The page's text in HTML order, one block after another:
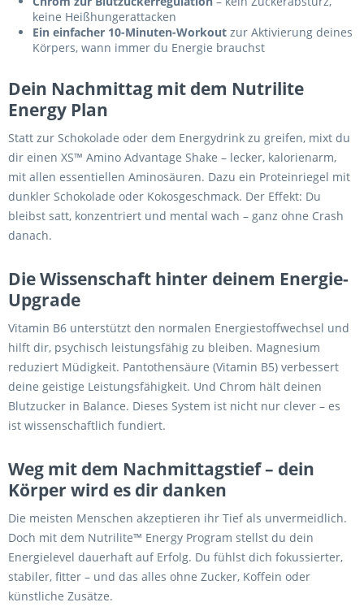
keine Heißhungerattacken
Ein einfacher 10-Minuten-Workout zur Aktivierung deines
Körpers, wann immer du Energie brauchst
Dein Nachmittag mit dem Nutrilite
Energy Plan
Statt zur Schokolade oder dem Energydrink zu greifen, mixt du
dir einen XS™ Amino Advantage Shake – lecker, kalorienarm,
mit allen essentiellen Aminosäuren. Dazu ein Proteinriegel mit
dunkler Schokolade oder Kokosgeschmack. Der Effekt: Du
bleibst satt, konzentriert und mental wach – ganz ohne Crash
danach.
Die Wissenschaft hinter deinem Energie-
Upgrade
Vitamin B6 unterstützt den normalen Energiestoffwechsel und
hilft dir, psychisch leistungsfähig zu bleiben. Magnesium
reduziert Müdigkeit. Pantothensäure (Vitamin B5) verbessert
deine geistige Leistungsfähigkeit. Und Chrom hält deinen
Blutzucker in Balance. Dieses System ist nicht nur clever – es
ist wissenschaftlich fundiert.
Weg mit dem Nachmittagstief – dein
Körper wird es dir danken
Die meisten Menschen akzeptieren ihr Tief als unvermeidlich.
Doch mit dem Nutrilite™ Energy Program stellst du dein
Energielevel dauerhaft auf Erfolg. Du fühlst dich fokussierter,
stabiler, fitter – und das alles ohne Zucker, Koffein oder
künstliche Zusätze.